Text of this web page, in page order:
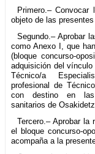
Primero.–
objeto de las
Segundo.– Aprobar
como Anexo I, que
(bloque concurso-
adquisición del
Técnico/a
profesional de
con destino en las
sanitarios de
Tercero.– Aprobar la
el bloque concurso-
acompaña a la